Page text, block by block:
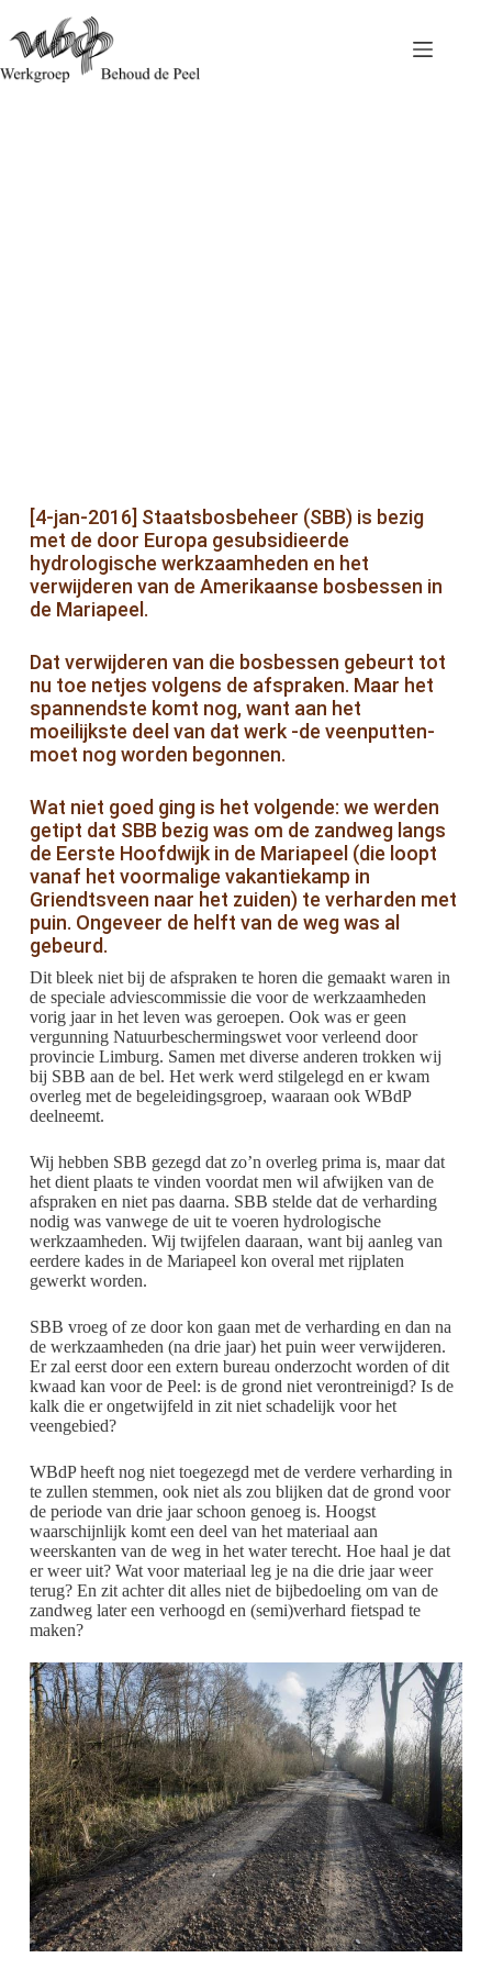
[4-jan-2016] Staatsbosbeheer (SBB) is bezig
met de door Europa gesubsidieerde
hydrologische werkzaamheden en het
verwijderen van de Amerikaanse bosbessen in
de Mariapeel.
Dat verwijderen van die bosbessen gebeurt tot
nu toe netjes volgens de afspraken. Maar het
spannendste komt nog, want aan het
moeilijkste deel van dat werk -de veenputten-
moet nog worden begonnen.
Wat niet goed ging is het volgende: we werden
getipt dat SBB bezig was om de zandweg langs
de Eerste Hoofdwijk in de Mariapeel (die loopt
vanaf het voormalige vakantiekamp in
Griendtsveen naar het zuiden) te verharden met
puin. Ongeveer de helft van de weg was al
gebeurd.
Dit bleek niet bij de afspraken te horen die gemaakt waren in
de speciale adviescommissie die voor de werkzaamheden
vorig jaar in het leven was geroepen. Ook was er geen
vergunning Natuurbeschermingswet voor verleend door
provincie Limburg. Samen met diverse anderen trokken wij
bij SBB aan de bel. Het werk werd stilgelegd en er kwam
overleg met de begeleidingsgroep, waaraan ook WBdP
deelneemt.
Wij hebben SBB gezegd dat zo’n overleg prima is, maar dat
het dient plaats te vinden voordat men wil afwijken van de
afspraken en niet pas daarna. SBB stelde dat de verharding
nodig was vanwege de uit te voeren hydrologische
werkzaamheden. Wij twijfelen daaraan, want bij aanleg van
eerdere kades in de Mariapeel kon overal met rijplaten
gewerkt worden.
SBB vroeg of ze door kon gaan met de verharding en dan na
de werkzaamheden (na drie jaar) het puin weer verwijderen.
Er zal eerst door een extern bureau onderzocht worden of dit
kwaad kan voor de Peel: is de grond niet verontreinigd? Is de
kalk die er ongetwijfeld in zit niet schadelijk voor het
veengebied?
WBdP heeft nog niet toegezegd met de verdere verharding in
te zullen stemmen, ook niet als zou blijken dat de grond voor
de periode van drie jaar schoon genoeg is. Hoogst
waarschijnlijk komt een deel van het materiaal aan
weerskanten van de weg in het water terecht. Hoe haal je dat
er weer uit? Wat voor materiaal leg je na die drie jaar weer
terug? En zit achter dit alles niet de bijbedoeling om van de
zandweg later een verhoogd en (semi)verhard fietspad te
maken?